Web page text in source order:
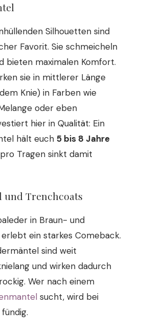
Silhouetten sind
Favorit. Sie schmeicheln
bieten maximalen Komfort.
sie in mittlerer Länge
Knie) in Farben wie
oder eben
hier in Qualität: Ein
hält euch 5 bis 8 Jahre
Tragen sinkt damit
und Trenchcoats
in Braun- und
ein starkes Comeback.
sind weit
und wirken dadurch
Wer nach einem
sucht, wird bei